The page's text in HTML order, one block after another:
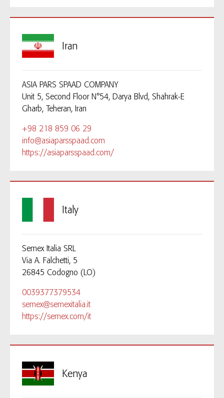
Iran
ASIA PARS SPAAD COMPANY
Unit 5, Second Floor N°54, Darya Blvd, Shahrak-E
Gharb, Teheran, Iran
+98 218 859 06 29
info@asiaparsspaad.com
https://asiaparsspaad.com/
Italy
Semex Italia SRL
Via A. Falchetti, 5
26845 Codogno (LO)
0039377379534
semex@semexitalia.it
https://semex.com/it
Kenya